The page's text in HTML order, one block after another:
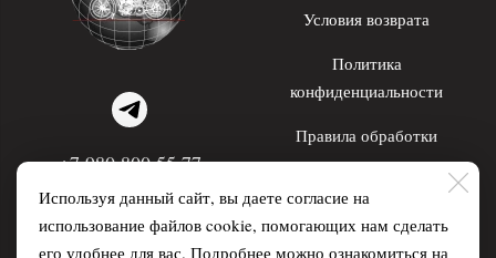
Используя данный сайт, вы даете согласие на
использование файлов cookie, помогающих нам сделать
его удобнее для вас. Подробнее можно ознакомиться на
+7 980 800 55 77
WhatsApp; Telegram
Условия возврата
Политика
конфиденциальности
Правила обработки
персональных данных